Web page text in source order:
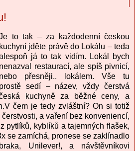
to tak – za každodenní českou
kuchyní jděte právě do Lokálu – teda
já to tak vidím. Lokál bych
nenazval restaurací, ale spíš pivnicí,
nebo přesněji.. lokálem. Vše tu
prostě sedí – název, vždy čerstvá
kuchyně za běžné ceny, a
čem je tedy zvláštní? On si totiž
a vaření bez konveniencí,
pytlíků, kyblíků a tajemných flašek,
se zamíchá, pronese se zaklínadlo
Unilever!, a návštěvníkovi